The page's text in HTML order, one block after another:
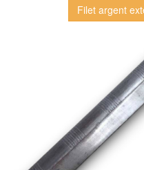
Filet argent